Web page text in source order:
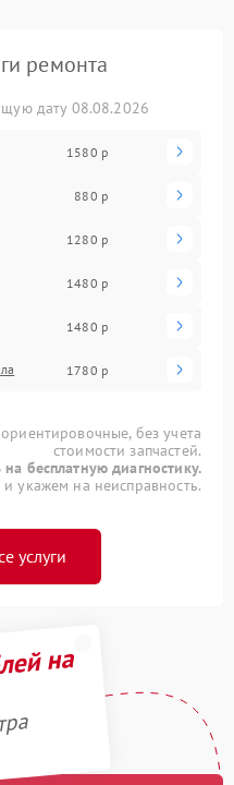
ремонта
дату 08.08.2026
1580 р
880 р
1280 р
1480 р
1480 р
1780 р
без учета
стоимости запчастей.
на бесплатную диагностику.
укажем на неисправность.
услуги
на